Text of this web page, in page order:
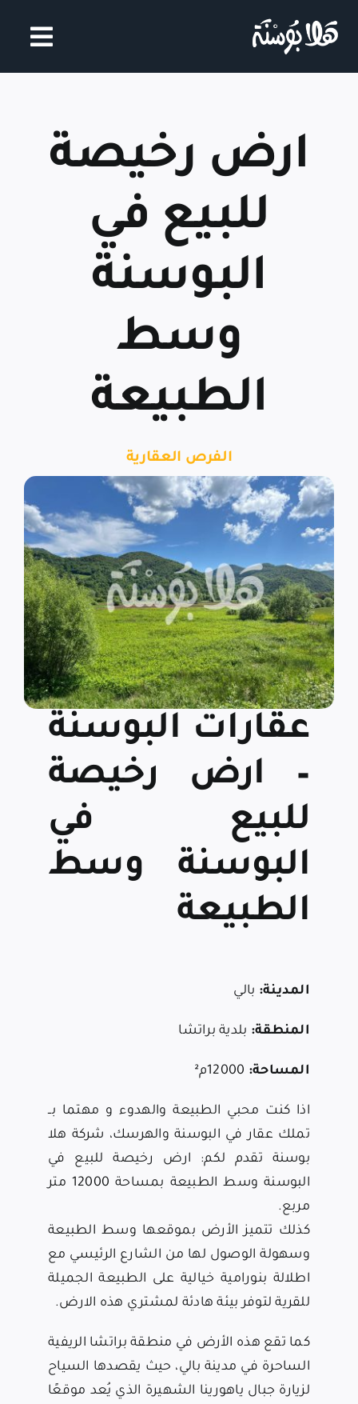
ارض رخيصة
للبيع في
البوسنة
وسط
الطبيعة
الفرص العقارية
عقارات البوسنة
– ارض رخيصة
للبيع في
البوسنة وسط
الطبيعة
المدينة: بالي
المنطقة: بلدية براتشا
المساحة:
اذا كنت محبي الطبيعة والهدوء و مهتما بــ
تملك عقار في البوسنة والهرسك، شركة هلا
بوسنة تقدم لكم: ارض رخيصة للبيع في
البوسنة وسط الطبيعة بمساحة 12000 متر
مربع.
كذلك تتميز الأرض بموقعها وسط الطبيعة
وسهولة الوصول لها من الشارع الرئيسي مع
اطلالة بنورامية خيالية على الطبيعة الجميلة
للقرية لتوفر بيئة هادئة لمشتري هذه الارض.
كما تقع هذه الأرض في منطقة براتشا الريفية
الساحرة في مدينة بالي، حيث يقصدها السياح
لزيارة جبال ياهورينا الشهيرة الذي يُعد موقعًا